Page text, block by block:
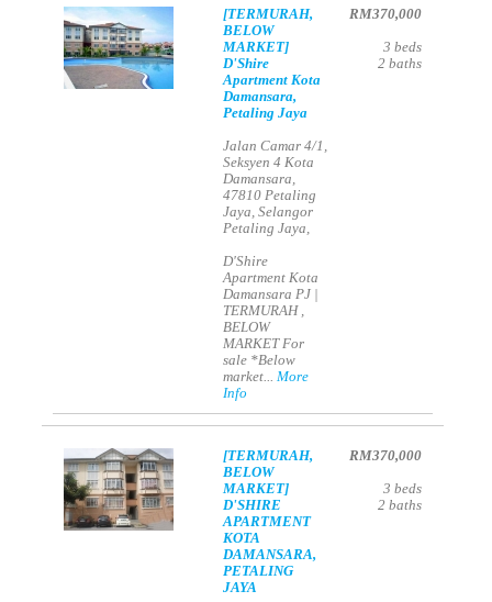
[TERMURAH,
BELOW
MARKET]
D'Shire
Apartment Kota
Damansara,
Petaling Jaya
Jalan Camar 4/1,
Seksyen 4 Kota
Damansara,
47810 Petaling
Jaya, Selangor
Petaling Jaya,
D'Shire
Apartment Kota
Damansara PJ |
TERMURAH ,
BELOW
MARKET For
sale *Below
market...More
Info
RM370,000
3 beds
2 baths
[TERMURAH,
BELOW
MARKET]
D'SHIRE
APARTMENT
KOTA
DAMANSARA,
PETALING
JAYA
RM370,000
3 beds
2 baths